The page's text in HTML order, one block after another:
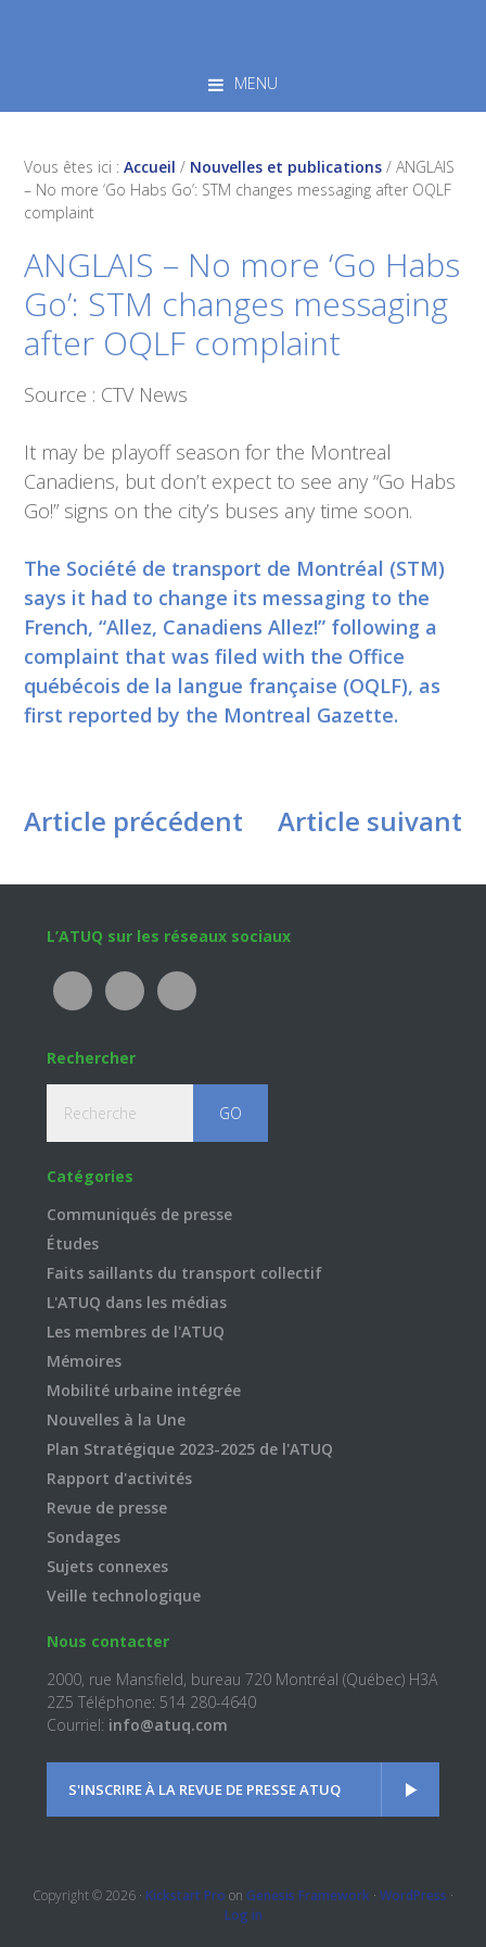
MENU
Vous êtes ici :Accueil / Nouvelles et publications /ANGLAIS
– No more ‘Go Habs Go’: STM changes messaging after OQLF
complaint
ANGLAIS – No more ‘Go Habs
Go’: STM changes messaging
after OQLF complaint
Source : CTV News
It may be playoff season for the Montreal
Canadiens, but don’t expect to see any “Go Habs
Go!” signs on the city’s buses any time soon.
The Société de transport de Montréal (STM)
says it had to change its messaging to the
French, “Allez, Canadiens Allez!” following a
complaint that was filed with the Office
québécois de la langue française (OQLF), as
first reported by the Montreal Gazette.
Article précédent Article suivant
Footer
L’ATUQ sur les réseaux sociaux
Rechercher
Catégories
Communiqués de presse
Études
Faits saillants du transport collectif
L'ATUQ dans les médias
Les membres de l'ATUQ
Mémoires
Mobilité urbaine intégrée
Nouvelles à la Une
Plan Stratégique 2023-2025 de l'ATUQ
Rapport d'activités
Revue de presse
Sondages
Sujets connexes
Veille technologique
Nous contacter
2000, rue Mansfield, bureau 720 Montréal (Québec) H3A
2Z5 Téléphone: 514 280-4640
Courriel: info@atuq.com
S'INSCRIRE À LA REVUE DE PRESSE ATUQ
Copyright © 2026 · Kickstart Pro on Genesis Framework · WordPress ·
Log in